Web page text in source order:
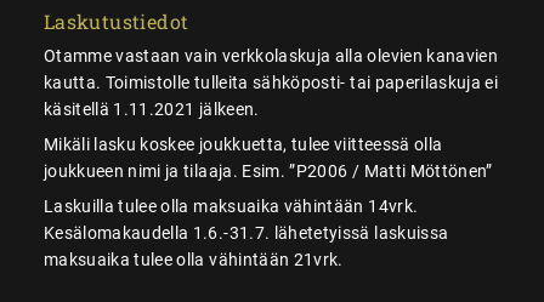
Laskutustiedot
Otamme vastaan vain verkkolaskuja alla olevien kanavien
kautta. Toimistolle tulleita sähköposti- tai paperilaskuja ei
käsitellä 1.11.2021 jälkeen.
Mikäli lasku koskee joukkuetta, tulee viitteessä olla
joukkueen nimi ja tilaaja. Esim. ”P2006 / Matti Möttönen”
Laskuilla tulee olla maksuaika vähintään 14vrk.
Kesälomakaudella 1.6.-31.7. lähetetyissä laskuissa
maksuaika tulee olla vähintään 21vrk.